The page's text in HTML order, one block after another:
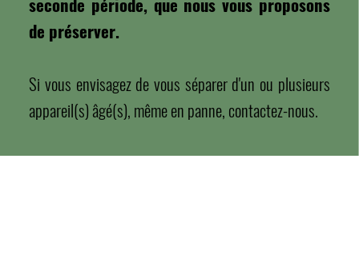
de préserver.
Si vous envisagez de vous séparer d'un ou plusieurs
appareil(s) âgé(s), même en panne, contactez-nous.